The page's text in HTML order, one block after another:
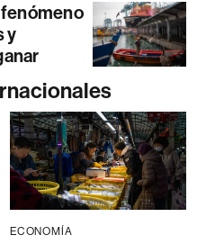
y
ECONOMÍA